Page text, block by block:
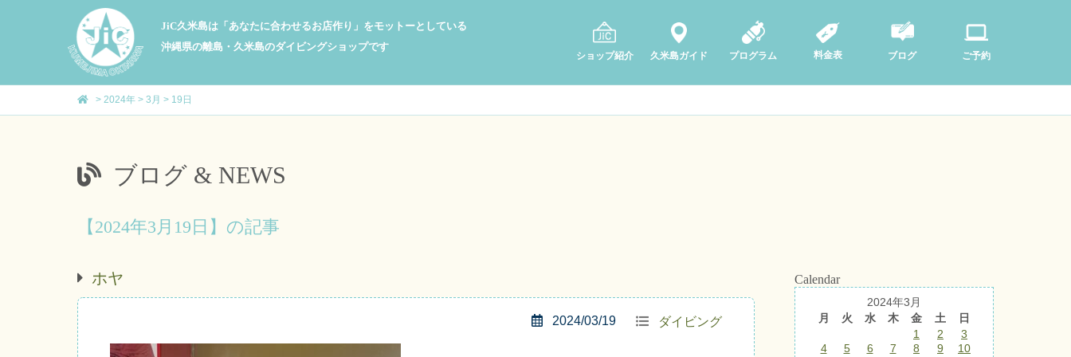
JiC久米島は「あなたに合わせるお店作り」をモットーとしている
沖縄県の離島・久米島のダイビングショップです
ショップ紹介 久米島ガイド プログラム 料金表 ブログ ご予約
> 2024年 > 3月 > 19日
ブログ & NEWS
【2024年3月19日】の記事
ホヤ
ダイビング
2024/03/19
Calendar
2024年3月
月
火 水 木 金 土
日
1
2
3
4
5 6 7 8 9
10